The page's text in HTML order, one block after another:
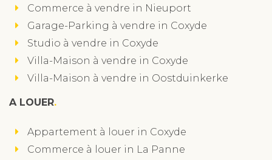
Commerce à vendre in Nieuport
Garage-Parking à vendre in Coxyde
Studio à vendre in Coxyde
Villa-Maison à vendre in Coxyde
Villa-Maison à vendre in Oostduinkerke
A LOUER
Appartement à louer in Coxyde
Commerce à louer in La Panne